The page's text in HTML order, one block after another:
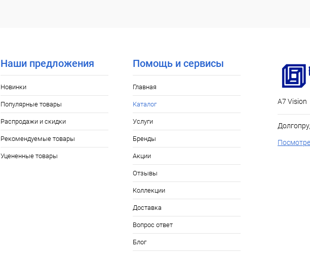
Наши предложения
Новинки
Популярные товары
Распродажи и скидки
Рекомендуемые товары
Уцененные товары
Помощь и сервисы
Главная
Каталог
Услуги
Бренды
Акции
Отзывы
Коллекции
Доставка
Вопрос ответ
Блог
А7 Vision